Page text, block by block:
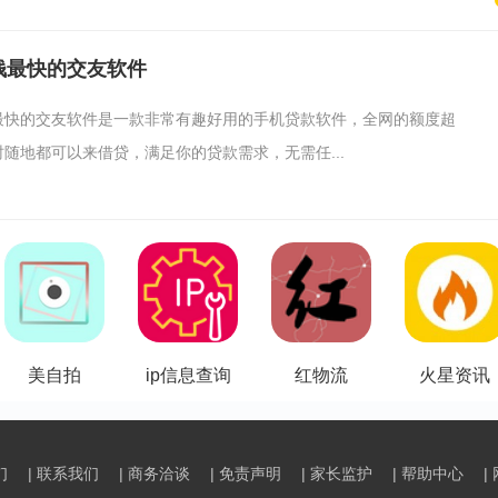
最快的交友软件
的交友软件是一款非常有趣好用的手机贷款软件，全网的额度超
地都可以来借贷，满足你的贷款需求，无需任...
美自拍 ip信息查询 红物流 火星资讯
| 联系我们 | 商务洽谈 | 免责声明 | 家长监护 | 帮助中心 |